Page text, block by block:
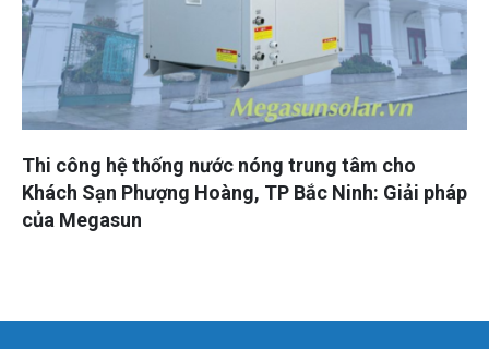
Thi công hệ thống nước nóng trung tâm cho
Khách Sạn Phượng Hoàng, TP Bắc Ninh: Giải pháp
của Megasun